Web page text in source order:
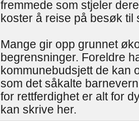
fremmede som stjeler
koster å reise på besøk til
Mange gir opp grunnet
begrensninger. Foreldre
kommunebudsjett de kan
som det såkalte
for rettferdighet er alt for
kan skrive her.